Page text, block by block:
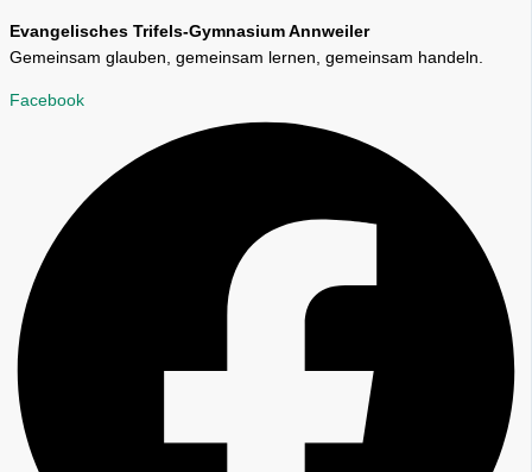
Evangelisches Trifels-Gymnasium Annweiler
Gemeinsam glauben, gemeinsam lernen, gemeinsam handeln.
Facebook